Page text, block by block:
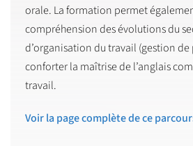
orale. La formation permet
compréhension des évolutions du
d’organisation du travail (gestion
conforter la maîtrise de l’anglais
travail.
Voir la page complète de ce